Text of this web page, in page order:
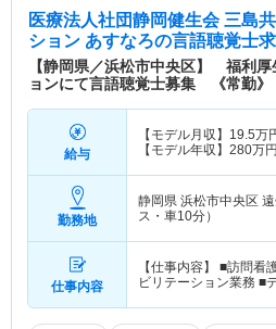
医療法人社団静岡健生会 三島
ション あすなろの言語聴覚士
【静岡県／浜松市中央区】 福利
ョンにて言語聴覚士募集 《常勤》
給与
【モデル月収】 19.5万
【モデル年収】 280万
勤務地
静岡県 浜松市中央区
ス・車10分）
仕事内容
【仕事内容】 ■訪問看
ビリテーション業務 ■